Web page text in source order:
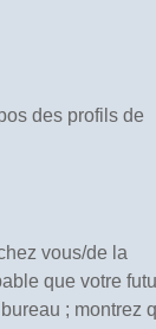
des profils de
vous/de la
que votre
; montrez